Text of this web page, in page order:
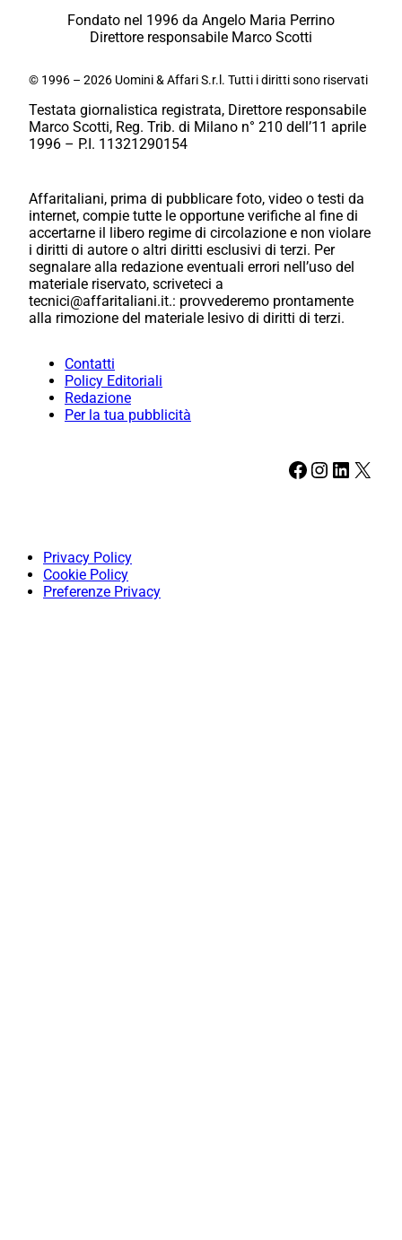
Fondato nel 1996 da Angelo Maria Perrino
Direttore responsabile Marco Scotti
© 1996 – 2026 Uomini & Affari S.r.l. Tutti i diritti sono riservati
Testata giornalistica registrata, Direttore responsabile
Marco Scotti, Reg. Trib. di Milano n° 210 dell’11 aprile
1996 – P.I. 11321290154
Affaritaliani, prima di pubblicare foto, video o testi da
internet, compie tutte le opportune verifiche al fine di
accertarne il libero regime di circolazione e non violare
i diritti di autore o altri diritti esclusivi di terzi. Per
segnalare alla redazione eventuali errori nell’uso del
materiale riservato, scriveteci a
tecnici@affaritaliani.it.: provvederemo prontamente
alla rimozione del materiale lesivo di diritti di terzi.
Contatti
Policy Editoriali
Redazione
Per la tua pubblicità
Facebook Instagram LinkedIn X
Privacy Policy
Cookie Policy
Preferenze Privacy